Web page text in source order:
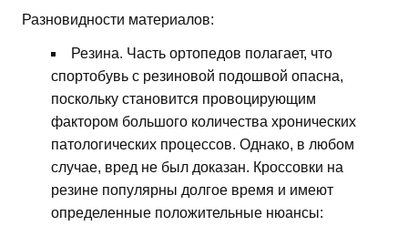
Разновидности материалов:
Резина. Часть ортопедов полагает, что
спортобувь с резиновой подошвой опасна,
поскольку становится провоцирующим
фактором большого количества хронических
патологических процессов. Однако, в любом
случае, вред не был доказан. Кроссовки на
резине популярны долгое время и имеют
определенные положительные нюансы: